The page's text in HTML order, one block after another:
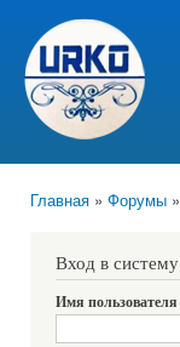
Главная » Форумы »
Вход в систему
Имя пользователя